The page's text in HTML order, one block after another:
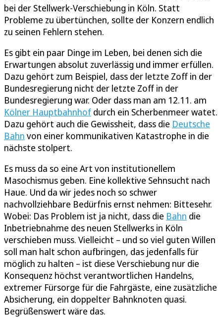
bei der Stellwerk-Verschiebung in Köln. Statt
Probleme zu übertünchen, sollte der Konzern endlich
zu seinen Fehlern stehen.
Es gibt ein paar Dinge im Leben, bei denen sich die
Erwartungen absolut zuverlässig und immer erfüllen.
Dazu gehört zum Beispiel, dass der letzte Zoff in der
Bundesregierung nicht der letzte Zoff in der
Bundesregierung war. Oder dass man am 12.11. am
Kölner Hauptbahnhof durch ein Scherbenmeer watet.
Dazu gehört auch die Gewissheit, dass die Deutsche
Bahn von einer kommunikativen Katastrophe in die
nächste stolpert.
Es muss da so eine Art von institutionellem
Masochismus geben. Eine kollektive Sehnsucht nach
Haue. Und da wir jedes noch so schwer
nachvollziehbare Bedürfnis ernst nehmen: Bittesehr.
Wobei: Das Problem ist ja nicht, dass die Bahn die
Inbetriebnahme des neuen Stellwerks in Köln
verschieben muss. Vielleicht – und so viel guten Willen
soll man halt schon aufbringen, das jedenfalls für
möglich zu halten – ist diese Verschiebung nur die
Konsequenz höchst verantwortlichen Handelns,
extremer Fürsorge für die Fahrgäste, eine zusätzliche
Absicherung, ein doppelter Bahnknoten quasi.
Begrüßenswert wäre das.